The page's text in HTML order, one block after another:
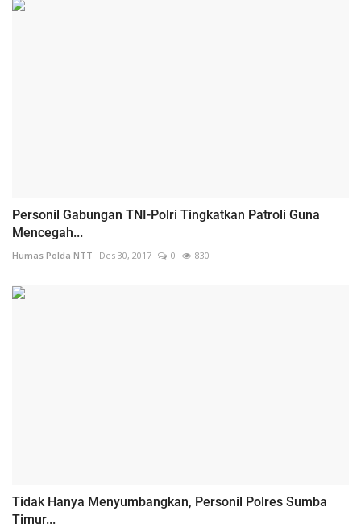
Personil Gabungan TNI-Polri Tingkatkan Patroli Guna
Mencegah...
Humas Polda NTT Des 30, 2017 0 830
Tidak Hanya Menyumbangkan, Personil Polres Sumba
Timur...